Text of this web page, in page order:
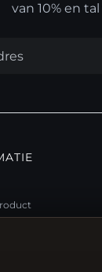
van 10% en